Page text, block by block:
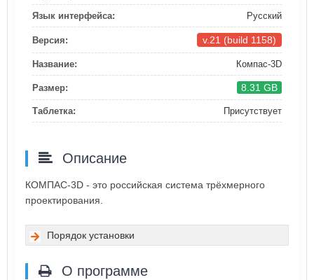
Язык интерфейса: Русский
Версия: v.21 (build 1158)
Название: Компас-3D
Размер: 8.31 GB
Таблетка: Присутствует
Описание
КОМПАС-3D - это российская система трёхмерного
проектирования.
Порядок установки
О программе